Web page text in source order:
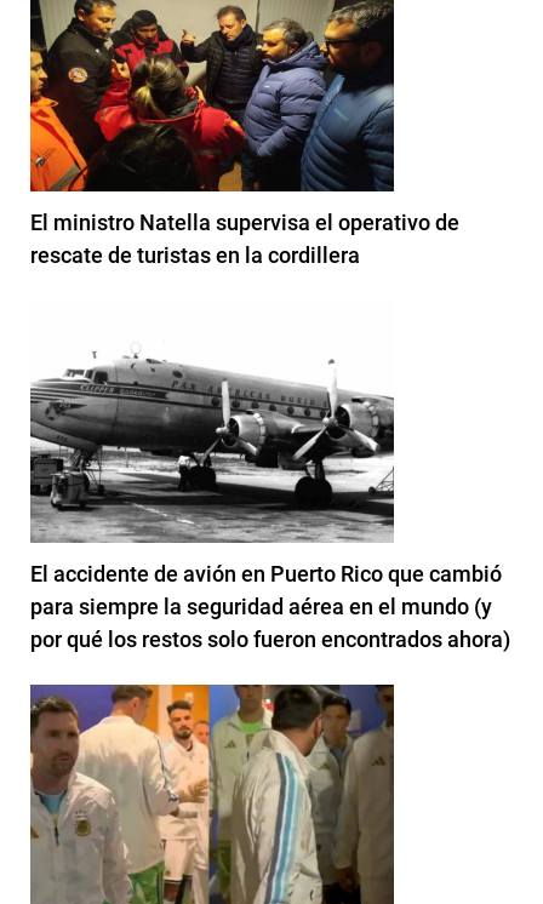
El ministro Natella supervisa el operativo de
rescate de turistas en la cordillera
El accidente de avión en Puerto Rico que cambió
para siempre la seguridad aérea en el mundo (y
por qué los restos solo fueron encontrados ahora)